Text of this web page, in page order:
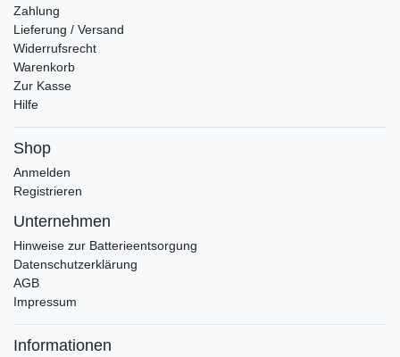
Zahlung
Lieferung / Versand
Widerrufsrecht
Warenkorb
Zur Kasse
Hilfe
Shop
Anmelden
Registrieren
Unternehmen
Hinweise zur Batterieentsorgung
Datenschutzerklärung
AGB
Impressum
Informationen